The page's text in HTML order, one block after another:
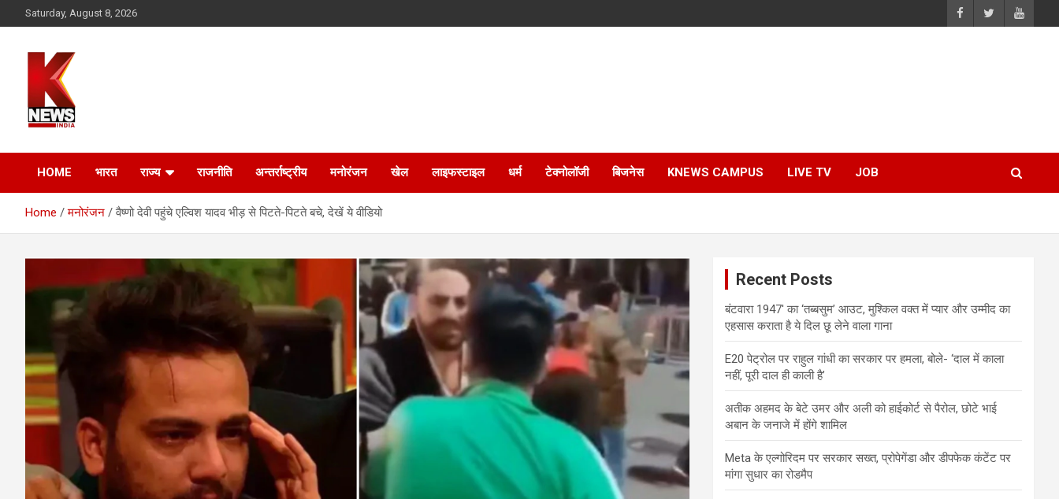
to
Saturday, August 8, 2026
HOME भारत राज्य राजनीति अन्तर्राष्ट्रीय मनोरंजन खेल लाइफस्टाइल धर्म टेक्नोलॉजी बिजनेस KNEWS CAMPUS LIVE TV JOB
Home मनोरंजन वैष्णो देवी पहुंचे एल्विश यादव भीड़ से पिटते-पिटते बचे, देखें ये वीडियो
Recent Posts
बंटवारा 1947′ का ‘तब्बसुम’ आउट, मुश्किल वक्त में प्यार और उम्मीद का
एहसास कराता है ये दिल छू लेने वाला गाना
E20 पेट्रोल पर राहुल गांधी का सरकार पर हमला, बोले- ‘दाल में काला
नहीं, पूरी दाल ही काली है’
अतीक अहमद के बेटे उमर और अली को हाईकोर्ट से पैरोल, छोटे भाई
अबान के जनाजे में होंगे शामिल
Meta के एल्गोरिदम पर सरकार सख्त, प्रोपेगेंडा और डीपफेक कंटेंट पर
मांगा सुधार का रोडमैप